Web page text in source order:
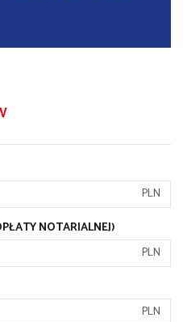
PLN
NOTARIALNEJ)
PLN
PLN